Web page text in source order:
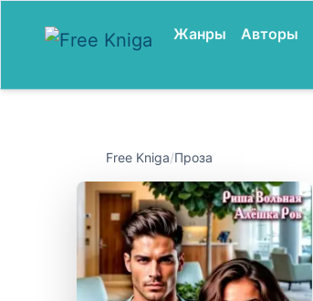
Жанры Авторы
Free Kniga/Проза